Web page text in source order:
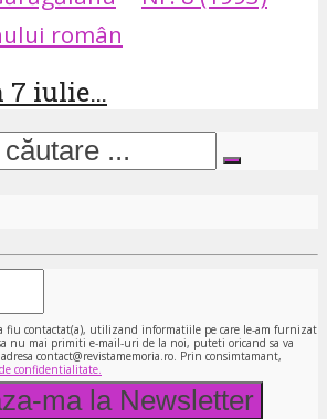
român
7 iulie…
fiu contactat(a), utilizand informatiile pe care le-am furnizat
nu mai primiti e-mail-uri de la noi, puteti oricand sa va
contact@revistamemoria.ro. Prin consimtamant,
confidentialitate.